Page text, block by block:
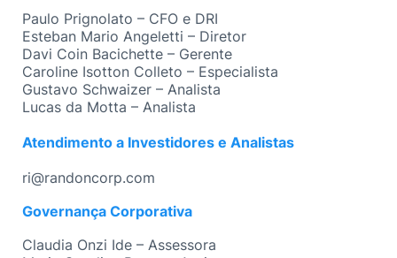
Paulo Prignolato – CFO e DRI
Esteban Mario Angeletti – Diretor
Davi Coin Bacichette – Gerente
Caroline Isotton Colleto – Especialista
Gustavo Schwaizer – Analista
Lucas da Motta – Analista
Atendimento a Investidores e Analistas
ri@randoncorp.com
Governança Corporativa
Claudia Onzi Ide – Assessora